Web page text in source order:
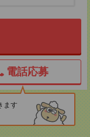
電話応募
ます